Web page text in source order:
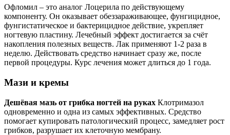
Офломил – это аналог Лоцерила по действующему
компоненту. Он оказывает обеззараживающее, фунгицидное,
фунгистатическое и бактерицидное действие, укрепляет
ногтевую пластину. Лечебный эффект достигается за счёт
накопления полезных веществ. Лак применяют 1-2 раза в
неделю. Действовать средство начинает сразу же, после
первой процедуры. Курс лечения может длиться до 1 года.
Мази и кремы
Дешёвая мазь от грибка ногтей на руках Клотримазол
одновременно и одна из самых эффективных. Средство
помогает купировать патологический процесс, замедляет рост
грибков, разрушает их клеточную мембрану.